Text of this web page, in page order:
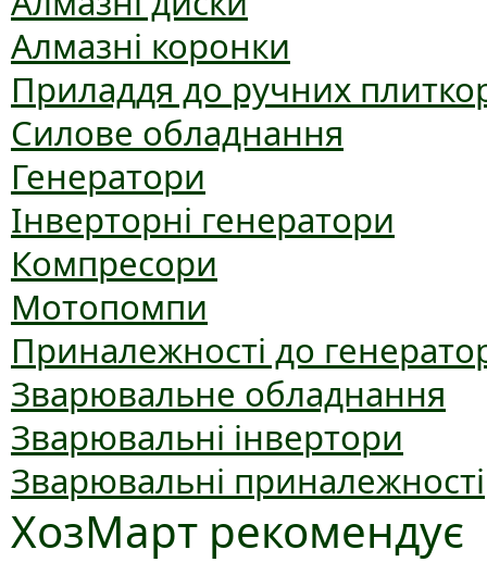
Алмазні коронки
Приладдя до ручних
Силове обладнання
Генератори
Інверторні генератори
Компресори
Мотопомпи
Приналежності до
Зварювальне обладнання
Зварювальні інвертори
Зварювальні приналежності
ХозМарт рекомендує